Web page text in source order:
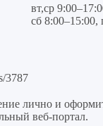
3787
вт,ср
сб 8:00–15:00,
лично и
веб-портал.